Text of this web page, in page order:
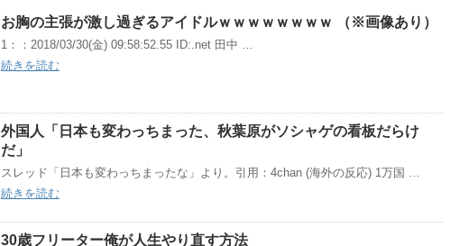
お胸の主張が激し過ぎるアイドルｗｗｗｗｗｗｗｗ （※画像あり）
1：：2018/03/30(金) 09:58:52.55 ID:.net 田中 …
続きを読む
外国人「日本も変わっちまった、秋葉原がソシャゲの看板だらけ
だ」
スレッド「日本も変わっちまったな」より。引用：4chan (海外の反応) 1万国 …
続きを読む
30歳フリーター俺が人生やり直す方法